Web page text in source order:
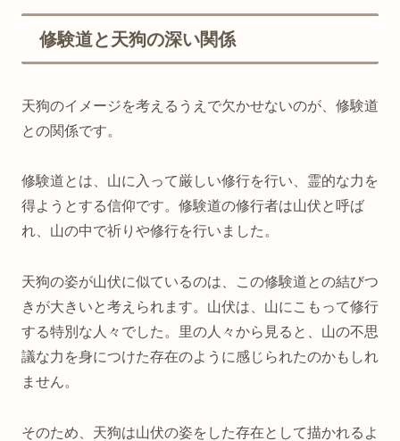
修験道と天狗の深い関係
天狗のイメージを考えるうえで欠かせないのが、修験道
との関係です。
修験道とは、山に入って厳しい修行を行い、霊的な力を
得ようとする信仰です。修験道の修行者は山伏と呼ば
れ、山の中で祈りや修行を行いました。
天狗の姿が山伏に似ているのは、この修験道との結びつ
きが大きいと考えられます。山伏は、山にこもって修行
する特別な人々でした。里の人々から見ると、山の不思
議な力を身につけた存在のように感じられたのかもしれ
ません。
そのため、天狗は山伏の姿をした存在として描かれるよ